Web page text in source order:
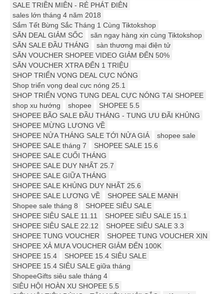
SALE TRIỀN MIÊN - RẺ PHÁT ĐIÊN
sales lớn tháng 4 năm 2018
Sắm Tết Bừng Sắc Tháng 1 Cùng Tiktokshop
SĂN DEAL GIẢM SỐC
săn ngay hàng xịn cùng Tiktokshop
SĂN SALE ĐẦU THÁNG
sàn thương mại điện tử
SĂN VOUCHER SHOPEE VIDEO GIẢM ĐẾN 50%
SĂN VOUCHER XTRA ĐẾN 1 TRIỆU
SHOP TRIỂN VỌNG DEAL CỰC NÓNG
Shop triển vọng deal cực nóng 25.1
SHOP TRIỂN VỌNG TUNG DEAL CỰC NÓNG TẠI SHOPEE
shop xu hướng
shopee
SHOPEE 5.5
SHOPEE BÃO SALE ĐẦU THÁNG - TUNG ƯU ĐÃI KHỦNG
SHOPEE MỪNG LƯƠNG VỀ
SHOPEE NỬA THÁNG SALE TỚI NỬA GIÁ
shopee sale
SHOPEE SALE tháng 7
SHOPEE SALE 15.6
SHOPEE SALE CUỐI THÁNG
SHOPEE SALE DUY NHẤT 25.7
SHOPEE SALE GIỮA THÁNG
SHOPEE SALE KHỦNG DUY NHẤT 25.6
SHOPEE SALE LƯƠNG VỀ
SHOPEE SALE MẠNH
Shopee sale tháng 8
SHOPEE SIÊU SALE
SHOPEE SIÊU SALE 11.11
SHOPEE SIÊU SALE 15.1
SHOPEE SIÊU SALE 22.12
SHOPEE SIÊU SALE 3.3
SHOPEE TUNG VOUCHER
SHOPEE TUNG VOUCHER XỊN
SHOPEE XẢ MƯA VOUCHER GIẢM ĐẾN 100K
SHOPEE 15.4
SHOPEE 15.4 SIÊU SALE
SHOPEE 15.4 SIÊU SALE giữa tháng
ShopeeGifts siêu sale tháng 4
SIÊU HỘI HOÀN XU SHOPEE 5.5